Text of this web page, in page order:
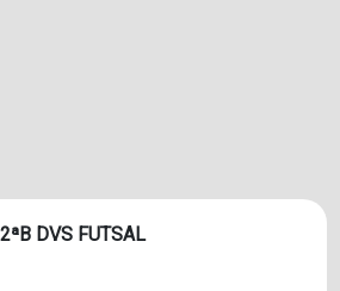
2ªB DVS FUTSAL